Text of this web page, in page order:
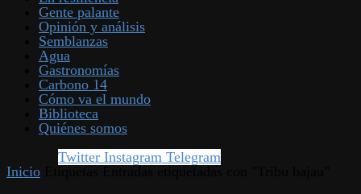
Gente palante
Opinión y análisis
Semblanzas
Agua
Gastronomías
Carbono 14
Cómo va el mundo
Biblioteca
Quiénes somos
Twitter Instagram Telegram
Inicio